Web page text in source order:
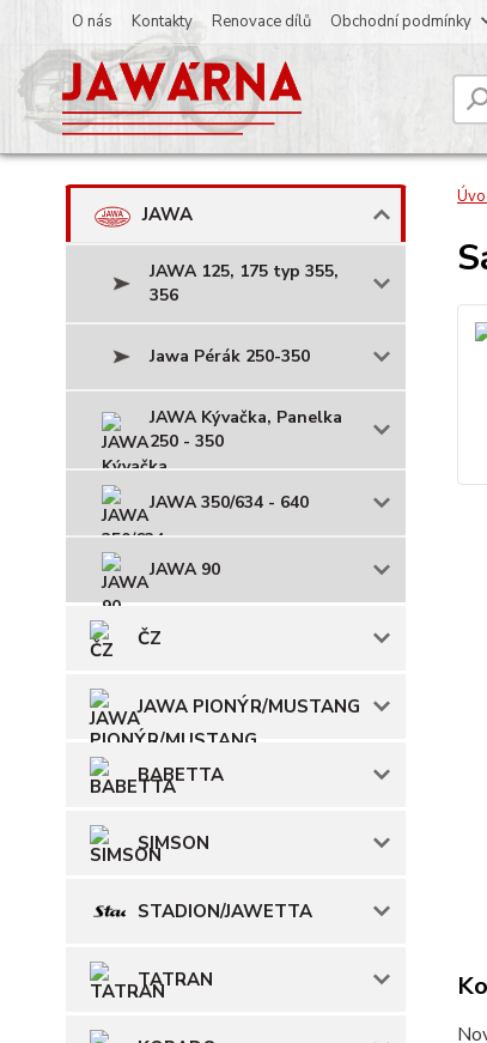
O nás Kontakty Renovace dílů Obchodní podmínky
JAWA
JAWA 125, 175 typ 355,
356
Jawa Pérák 250-350
JAWA Kývačka, Panelka
250 - 350
JAWA 350/634 - 640
JAWA 90
ČZ
JAWA PIONÝR/MUSTANG
BABETTA
SIMSON
STADION/JAWETTA
TATRAN